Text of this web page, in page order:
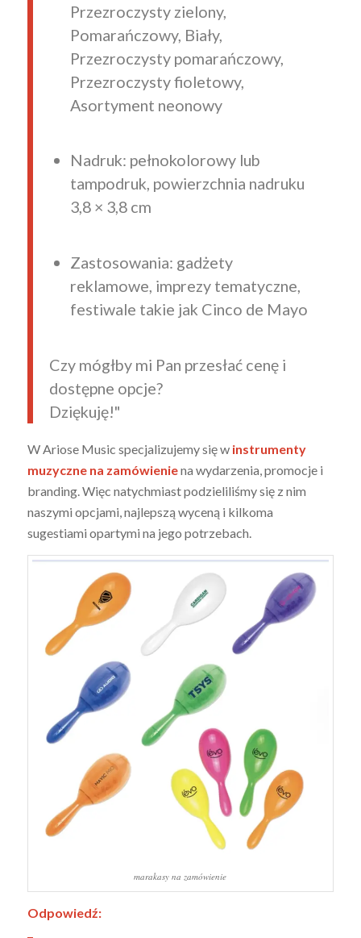
Przezroczysty zielony,
Pomarańczowy, Biały,
Przezroczysty pomarańczowy,
Przezroczysty fioletowy,
Asortyment neonowy
Nadruk: pełnokolorowy lub
tampodruk, powierzchnia nadruku
3,8 × 3,8 cm
Zastosowania: gadżety
reklamowe, imprezy tematyczne,
festiwale takie jak Cinco de Mayo
Czy mógłby mi Pan przesłać cenę i
dostępne opcje?
Dziękuję!"
W Ariose Music specjalizujemy się w instrumenty
muzyczne na zamówieniena wydarzenia, promocje i
branding. Więc natychmiast podzieliliśmy się z nim
naszymi opcjami, najlepszą wyceną i kilkoma
sugestiami opartymi na jego potrzebach.
marakasy na zamówienie
Odpowiedź: